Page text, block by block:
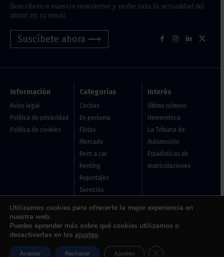
Suscríbete a nuestro newsletter y recibe toda la actualidad del
motor en tu email.
Suscíbete ahora ⟶
Información
Aviso legal
Política de privacidad
Política de cookies
Categorías
Coches
En persona
Flotas
Mercado
Rent a car
Renting
Reportajes
Servicios
Interés
Último número
Hemeroteca
La Tribuna de
Automoción
Estadísticas de
matriculaciones
Usuarios
Acceder
Utilizamos cookies para ofrecerte la mejor experiencia en
nuestra web.
Puedes aprender más sobre qué cookies utilizamos o
desactivarlas en los ajustes.
Aceptar Rechazar Ajustes Cerrar el banner de